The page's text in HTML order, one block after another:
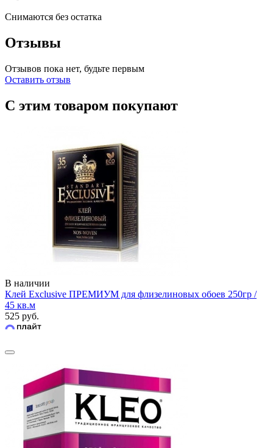
Снимаются без остатка
Отзывы
Отзывов пока нет, будьте первым
Оставить отзыв
С этим товаром покупают
В наличии
Клей Exclusive ПРЕМИУМ для флизелиновых обоев 250гр /
45 кв.м
525 руб.